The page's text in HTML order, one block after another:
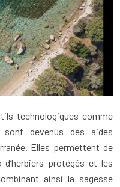
technologiques comme
sont devenus des aides
Elles permettent de
protégés et les
ainsi la sagesse